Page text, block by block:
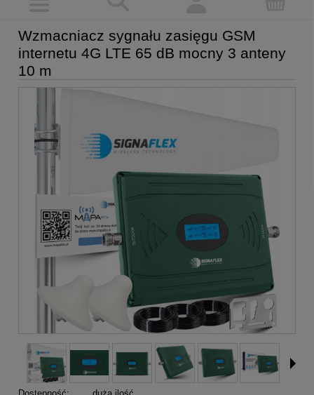
Wzmacniacz sygnału zasięgu GSM
internetu 4G LTE 65 dB mocny 3 anteny
10 m